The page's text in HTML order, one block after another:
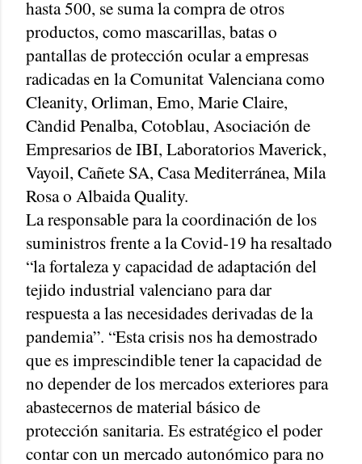
hasta 500, se suma la compra de otros
productos, como mascarillas, batas o
pantallas de protección ocular a empresas
radicadas en la Comunitat Valenciana como
Cleanity, Orliman, Emo, Marie Claire,
Càndid Penalba, Cotoblau, Asociación de
Empresarios de IBI, Laboratorios Maverick,
Vayoil, Cañete SA, Casa Mediterránea, Mila
Rosa o Albaida Quality.
La responsable para la coordinación de los
suministros frente a la Covid-19 ha resaltado
“la fortaleza y capacidad de adaptación del
tejido industrial valenciano para dar
respuesta a las necesidades derivadas de la
pandemia”. “Esta crisis nos ha demostrado
que es imprescindible tener la capacidad de
no depender de los mercados exteriores para
abastecernos de material básico de
protección sanitaria. Es estratégico el poder
contar con un mercado autonómico para no